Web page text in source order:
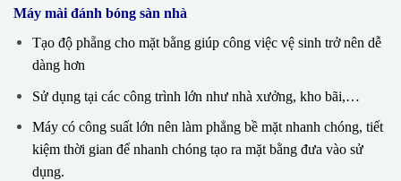
Máy mài đánh bóng sàn nhà
Tạo độ phẵng cho mặt bằng giúp công việc vệ sinh trở nên dễ
dàng hơn
Sử dụng tại các công trình lớn như nhà xưởng, kho bãi,…
Máy có công suất lớn nên làm phẳng bề mặt nhanh chóng, tiết
kiệm thời gian để nhanh chóng tạo ra mặt bằng đưa vào sử
dụng.